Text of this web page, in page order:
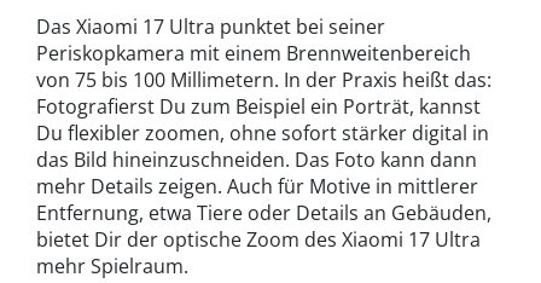
Das Xiaomi 17 Ultra punktet bei seiner
Periskopkamera mit einem Brennweitenbereich
von 75 bis 100 Millimetern. In der Praxis heißt das:
Fotografierst Du zum Beispiel ein Porträt, kannst
Du flexibler zoomen, ohne sofort stärker digital in
das Bild hineinzuschneiden. Das Foto kann dann
mehr Details zeigen. Auch für Motive in mittlerer
Entfernung, etwa Tiere oder Details an Gebäuden,
bietet Dir der optische Zoom des Xiaomi 17 Ultra
mehr Spielraum.